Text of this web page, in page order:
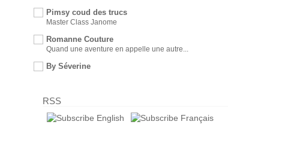
Pimsy coud des trucs
Master Class Janome
Romanne Couture
Quand une aventure en appelle une autre...
By Séverine
RSS
English Français